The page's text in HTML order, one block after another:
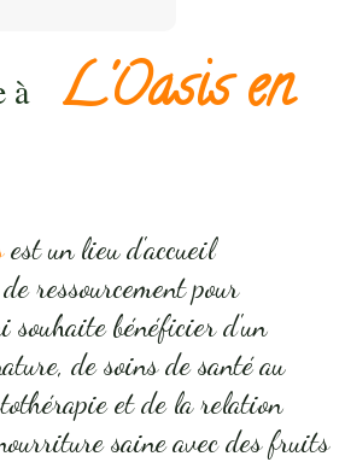
à
L'Oasis en
est un lieu d'accueil
ressourcement pour
souhaite bénéficier d'un
de soins de santé au
et de la relation
saine avec des fruits